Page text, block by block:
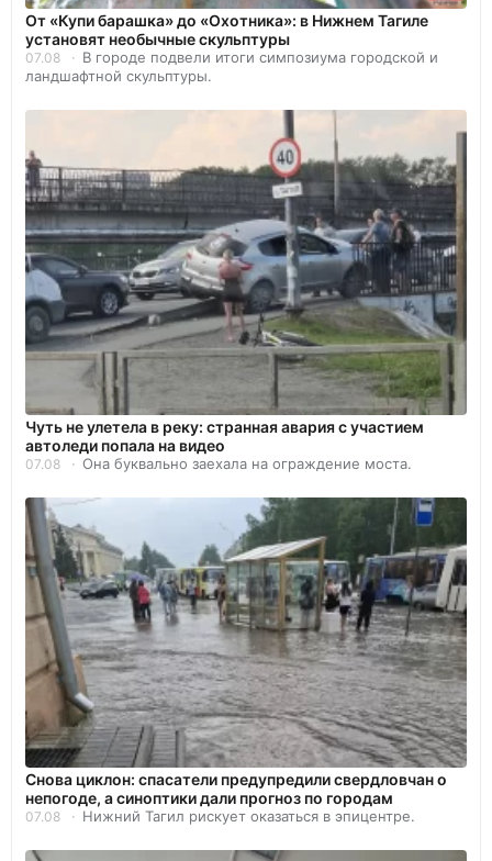
От «Купи барашка» до «Охотника»: в Нижнем Тагиле
установят необычные скульптуры
07.08
В городе подвели итоги симпозиума городской и
ландшафтной скульптуры.
Чуть не улетела в реку: странная авария с участием
автоледи попала на видео
07.08 Она буквально заехала на ограждение моста.
Снова циклон: спасатели предупредили свердловчан о
непогоде, а синоптики дали прогноз по городам
07.08 Нижний Тагил рискует оказаться в эпицентре.